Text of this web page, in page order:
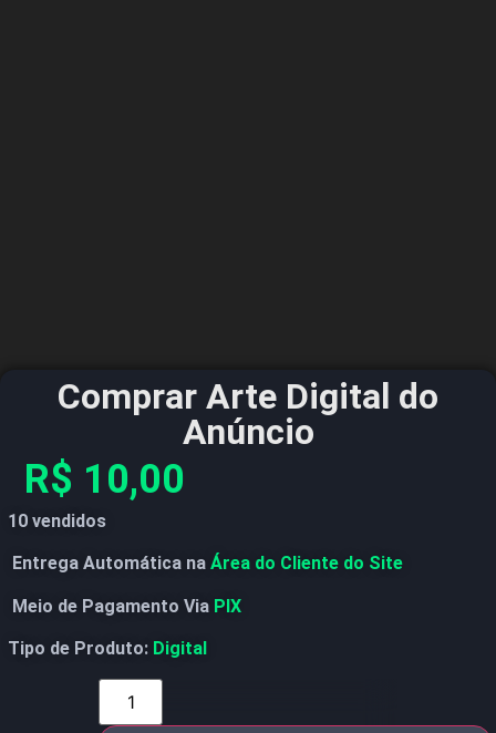
Comprar Arte Digital do
Anúncio
R$ 10,00
10 vendidos
Entrega Automática na Área do Cliente do Site
Meio de Pagamento Via PIX
Tipo de Produto: Digital